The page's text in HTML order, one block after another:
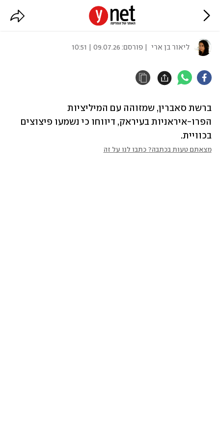
דיווחים על פיצוצים גם בכוויית
ליאור בן ארי | פורסם: 09.07.26 | 10:51
בכוויית.
מצאתם טעות בכתבה? כתבו לנו על זה